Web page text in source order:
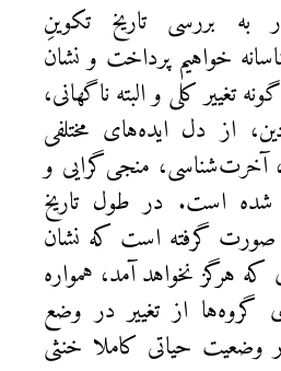
به بررسی تاریخ تکوینِ
خواهیم پرداخت و نشان
تغییر کلی و البته ناگهانی،
از دل ایده‌های مختلفی
آخرت‌شناسی، منجی‌گرایی و
شده است. در طول تاریخ
صورت گرفته است که نشان
که هرگز نخواهد آمد، همواره
از تغییر در وضع
وضعیت حیاتی کاملا خنثی